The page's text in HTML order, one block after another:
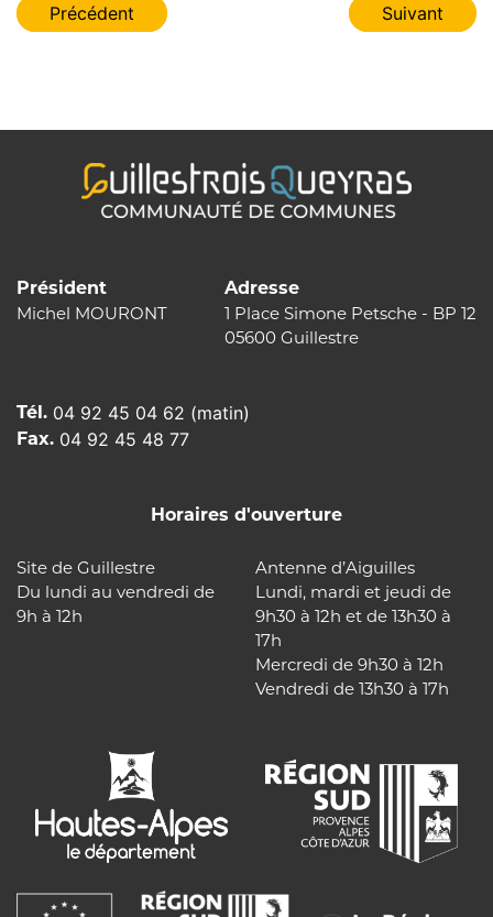
Navigation
Précédent Suivant
Président
Michel MOURONT
Adresse
1 Place Simone Petsche - BP 12
05600 Guillestre
Tél. 04 92 45 04 62 (matin)
Fax. 04 92 45 48 77
Horaires d'ouverture
Site de Guillestre
Du lundi au vendredi de
9h à 12h
Antenne d’Aiguilles
Lundi, mardi et jeudi de
9h30 à 12h et de 13h30 à
17h
Mercredi de 9h30 à 12h
Vendredi de 13h30 à 17h